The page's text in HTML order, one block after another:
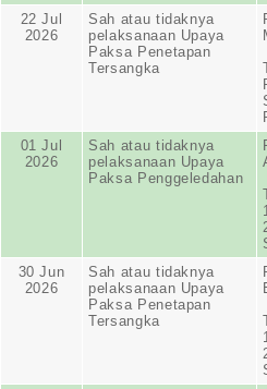
22 Jul
2026
Sah atau tidaknya
pelaksanaan Upaya
Paksa Penetapan
Tersangka
01 Jul
2026
Sah atau tidaknya
pelaksanaan Upaya
Paksa Penggeledahan
30 Jun
2026
Sah atau tidaknya
pelaksanaan Upaya
Paksa Penetapan
Tersangka